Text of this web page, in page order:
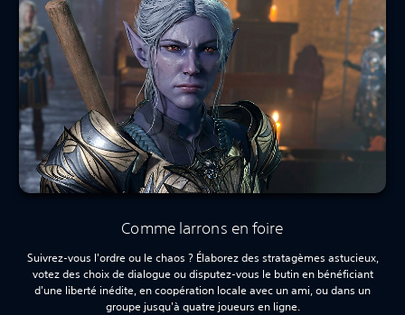
Comme larrons en foire
Suivrez-vous l'ordre ou le chaos ? Élaborez des stratagèmes astucieux,
votez des choix de dialogue ou disputez-vous le butin en bénéficiant
d'une liberté inédite, en coopération locale avec un ami, ou dans un
groupe jusqu'à quatre joueurs en ligne.